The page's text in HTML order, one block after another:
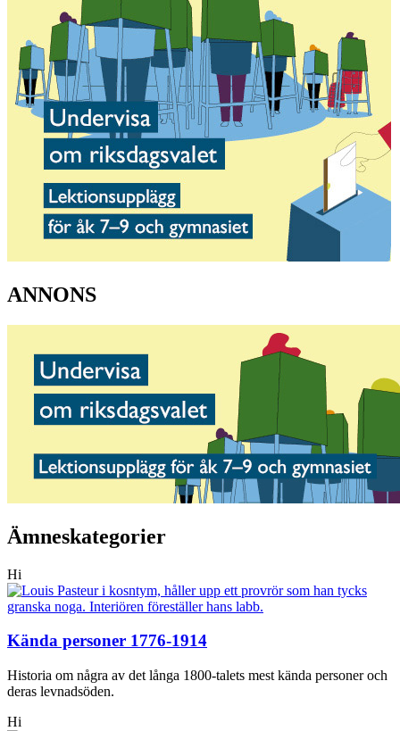
ANNONS
Ämneskategorier
Hi
Kända personer 1776-1914
Historia om några av det långa 1800-talets mest kända personer och
deras levnadsöden.
Hi